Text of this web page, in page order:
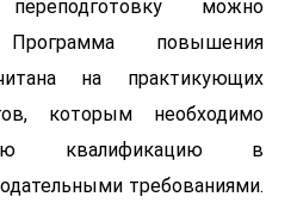
переподготовку можно
повышения
на практикующих
которым необходимо
квалификацию в
требованиями.